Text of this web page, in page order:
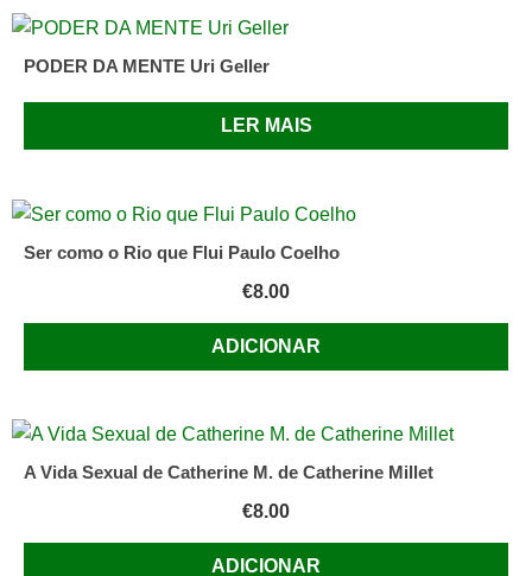
PODER DA MENTE Uri Geller
LER MAIS
Ser como o Rio que Flui Paulo Coelho
€8.00
ADICIONAR
A Vida Sexual de Catherine M. de Catherine Millet
€8.00
ADICIONAR